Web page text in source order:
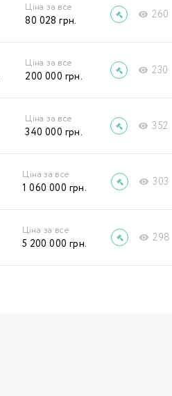
Ціна за все
80 028 грн. 260
Ціна за все
200 000 грн. 230
Ціна за все
340 000 грн. 352
Ціна за все
1 060 000 грн. 303
Ціна за все
5 200 000 грн. 298